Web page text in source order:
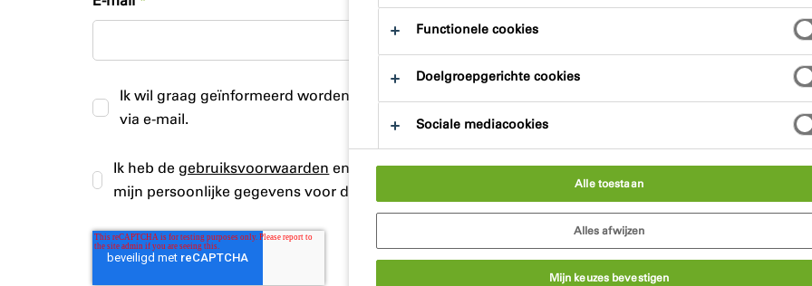
Ik wil graag geïnformeerd worden over beurzen, producten, marketingaanbiedingen en nieuws
via e-mail.
Ik heb degebruiksvoorwaarden en privacyverklaringgelezen en stem in met het gebruik van
mijn persoonlijke gegevens voor de doeleinden die in dit document worden beschreven.
Functionele cookies
Doelgroepgerichte cookies
Sociale mediacookies
Alle toestaan
Alles afwijzen
Mijn keuzes bevestigen